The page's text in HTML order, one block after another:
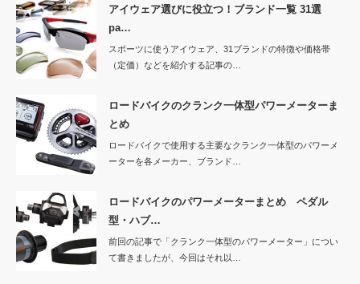
アイウェア選びに役立つ！ブランド一覧 31選
pa…
スポーツに使うアイウェア、31ブランドの特徴や価格帯
（定価）などを紹介する記事の…
ロードバイクのクランク一体型パワーメーターま
とめ
ロードバイクで使用する主要なクランク一体型のパワーメ
ーターを各メーカー、ブランド…
ロードバイクのパワーメーターまとめ ペダル
型・ハブ…
前回の記事で「クランク一体型のパワーメーター」につい
て書きましたが、今回はそれ以…